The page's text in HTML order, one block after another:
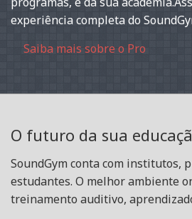
experiência completa do
Saiba mais sobre o Pro
O futuro da sua
SoundGym conta com institutos,
estudantes. O melhor ambiente
treinamento auditivo,